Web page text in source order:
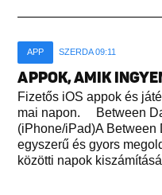
APP SZERDA 09:11
APPOK, AMIK
Fizetős iOS appok és
mai napon. Between
(iPhone/iPad)A Between
egyszerű és gyors
közötti napok